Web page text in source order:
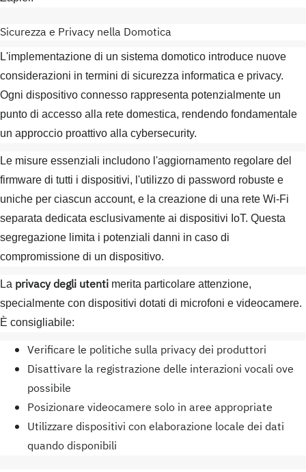
Sicurezza e Privacy nella Domotica
L'implementazione di un sistema domotico introduce nuove
considerazioni in termini di sicurezza informatica e privacy.
Ogni dispositivo connesso rappresenta potenzialmente un
punto di accesso alla rete domestica, rendendo fondamentale
un approccio proattivo alla cybersecurity.
Le misure essenziali includono l'aggiornamento regolare del
firmware di tutti i dispositivi, l'utilizzo di password robuste e
uniche per ciascun account, e la creazione di una rete Wi-Fi
separata dedicata esclusivamente ai dispositivi IoT. Questa
segregazione limita i potenziali danni in caso di
compromissione di un dispositivo.
La privacy degli utenti merita particolare attenzione,
specialmente con dispositivi dotati di microfoni e videocamere.
È consigliabile:
Verificare le politiche sulla privacy dei produttori
Disattivare la registrazione delle interazioni vocali ove
possibile
Posizionare videocamere solo in aree appropriate
Utilizzare dispositivi con elaborazione locale dei dati
quando disponibili